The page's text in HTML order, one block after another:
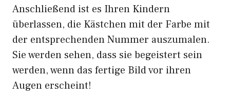
Anschließend ist es Ihren Kindern
überlassen, die Kästchen mit der Farbe mit
der entsprechenden Nummer auszumalen.
Sie werden sehen, dass sie begeistert sein
werden, wenn das fertige Bild vor ihren
Augen erscheint!